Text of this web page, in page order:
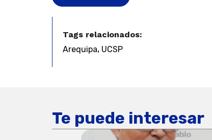
Tags relacionados:
Arequipa, UCSP
Te puede interesar